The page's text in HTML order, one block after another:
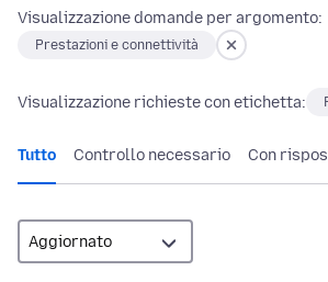
Visualizzazione domande per argomento:
Prestazioni e connettività
Visualizzazione richieste con etichetta:
Tutto Controllo necessario Con